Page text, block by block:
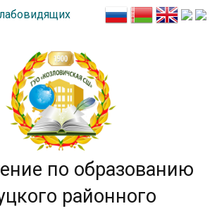
по образованию
районного